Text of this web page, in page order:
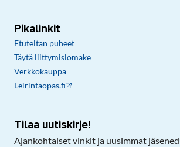
Pikalinkit
Etuteltan puheet
Täytä liittymislomake
Verkkokauppa
Leirintäopas.fi
Tilaa uutiskirje!
Ajankohtaiset vinkit ja uusimmat